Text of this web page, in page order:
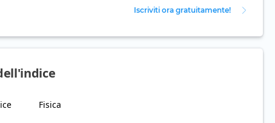
Iscriviti ora gratuitamente!
Fisica